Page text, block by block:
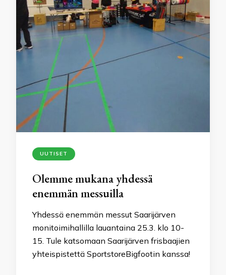
UUTISET
Olemme mukana yhdessä
enemmän messuilla
Yhdessä enemmän messut Saarijärven
monitoimihallilla lauantaina 25.3. klo 10-
15. Tule katsomaan Saarijärven frisbaajien
yhteispistettä SportstoreBigfootin kanssa!